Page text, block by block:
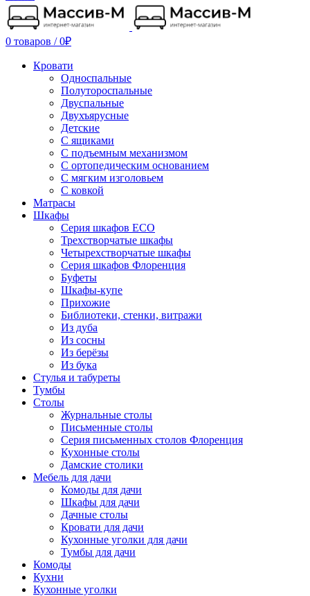
0 товаров / 0₽
Кровати
Односпальные
Полутороспальные
Двуспальные
Двухъярусные
Детские
С ящиками
С подъемным механизмом
С ортопедическим основанием
С мягким изголовьем
С ковкой
Матрасы
Шкафы
Серия шкафов ECO
Трехстворчатые шкафы
Четырехстворчатые шкафы
Серия шкафов Флоренция
Буфеты
Шкафы-купе
Прихожие
Библиотеки, стенки, витражи
Из дуба
Из сосны
Из берёзы
Из бука
Стулья и табуреты
Тумбы
Столы
Журнальные столы
Письменные столы
Серия письменных столов Флоренция
Кухонные столы
Дамские столики
Мебель для дачи
Комоды для дачи
Шкафы для дачи
Дачные столы
Кровати для дачи
Кухонные уголки для дачи
Тумбы для дачи
Комоды
Кухни
Кухонные уголки